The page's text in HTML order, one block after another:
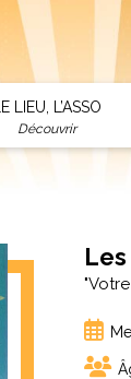
LE LIEU, L’ASSO
Découvrir